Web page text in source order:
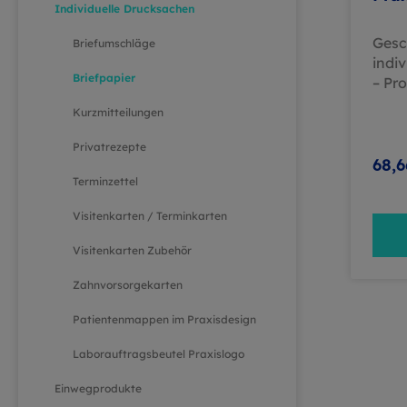
Individuelle Drucksachen
Briefumschläge
Briefpapier
Kurzmitteilungen
Privatrezepte
Terminzettel
Visitenkarten / Terminkarten
Visitenkarten Zubehör
Zahnvorsorgekarten
Patientenmappen im Praxisdesign
Laborauftragsbeutel Praxislogo
Einwegprodukte
–
Ihre